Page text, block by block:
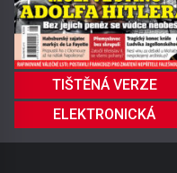
TIŠTĚNÁ VERZE
ELEKTRONICKÁ